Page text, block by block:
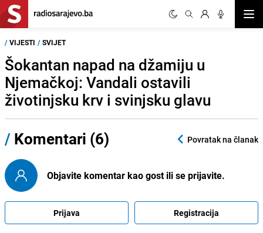
/ VIJESTI / SVIJET
Šokantan napad na džamiju u
Njemačkoj: Vandali ostavili
životinjsku krv i svinjsku glavu
/ Komentari (6) Povratak na članak
Objavite komentar kao gost ili se prijavite.
Prijava Registracija